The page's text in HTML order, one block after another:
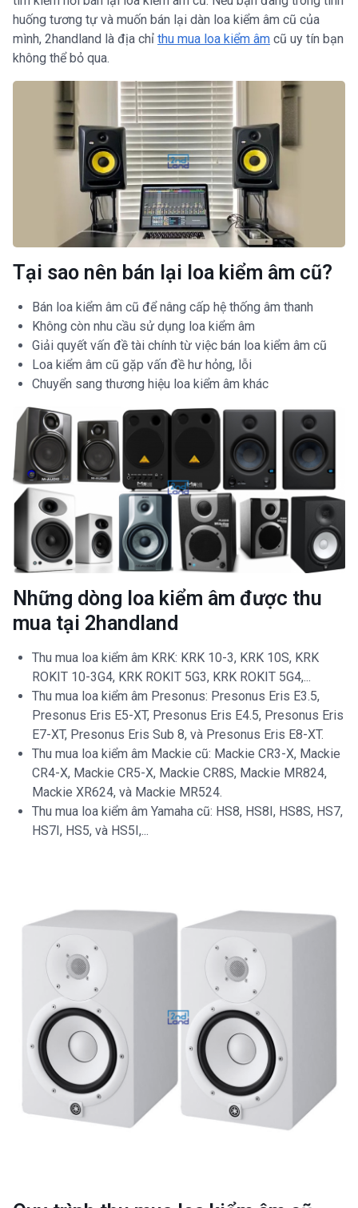
huống tương tự và muốn bán lại dàn loa kiểm âm cũ của
mình, 2handland là địa chỉ thu mua loa kiểm âm cũ uy tín bạn
không thể bỏ qua.
Tại sao nên bán lại loa kiểm âm cũ?
Bán loa kiểm âm cũ để nâng cấp hệ thống âm thanh
Không còn nhu cầu sử dụng loa kiểm âm
Giải quyết vấn đề tài chính từ việc bán loa kiểm âm cũ
Loa kiểm âm cũ gặp vấn đề hư hỏng, lỗi
Chuyển sang thương hiệu loa kiểm âm khác
Những dòng loa kiểm âm được thu
mua tại 2handland
Thu mua loa kiểm âm KRK: KRK 10-3, KRK 10S, KRK
ROKIT 10-3G4, KRK ROKIT 5G3, KRK ROKIT 5G4,...
Thu mua loa kiểm âm Presonus: Presonus Eris E3.5,
Presonus Eris E5-XT, Presonus Eris E4.5, Presonus Eris
E7-XT, Presonus Eris Sub 8, và Presonus Eris E8-XT.
Thu mua loa kiểm âm Mackie cũ: Mackie CR3-X, Mackie
CR4-X, Mackie CR5-X, Mackie CR8S, Mackie MR824,
Mackie XR624, và Mackie MR524.
Thu mua loa kiểm âm Yamaha cũ: HS8, HS8I, HS8S, HS7,
HS7I, HS5, và HS5I,...